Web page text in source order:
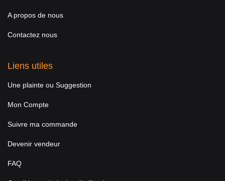
A propos de nous
Contactez nous
Liens utiles
Une plainte ou Suggestion
Mon Compte
Suivre ma commande
Devenir vendeur
FAQ